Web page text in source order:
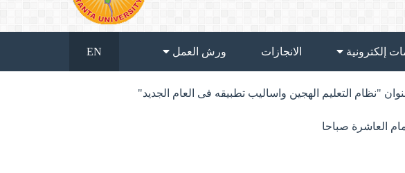
إلكترونية الانجازات ورش العمل EN
"نظام التعليم الهجين واساليب تطبيقه فى العام الجديد"